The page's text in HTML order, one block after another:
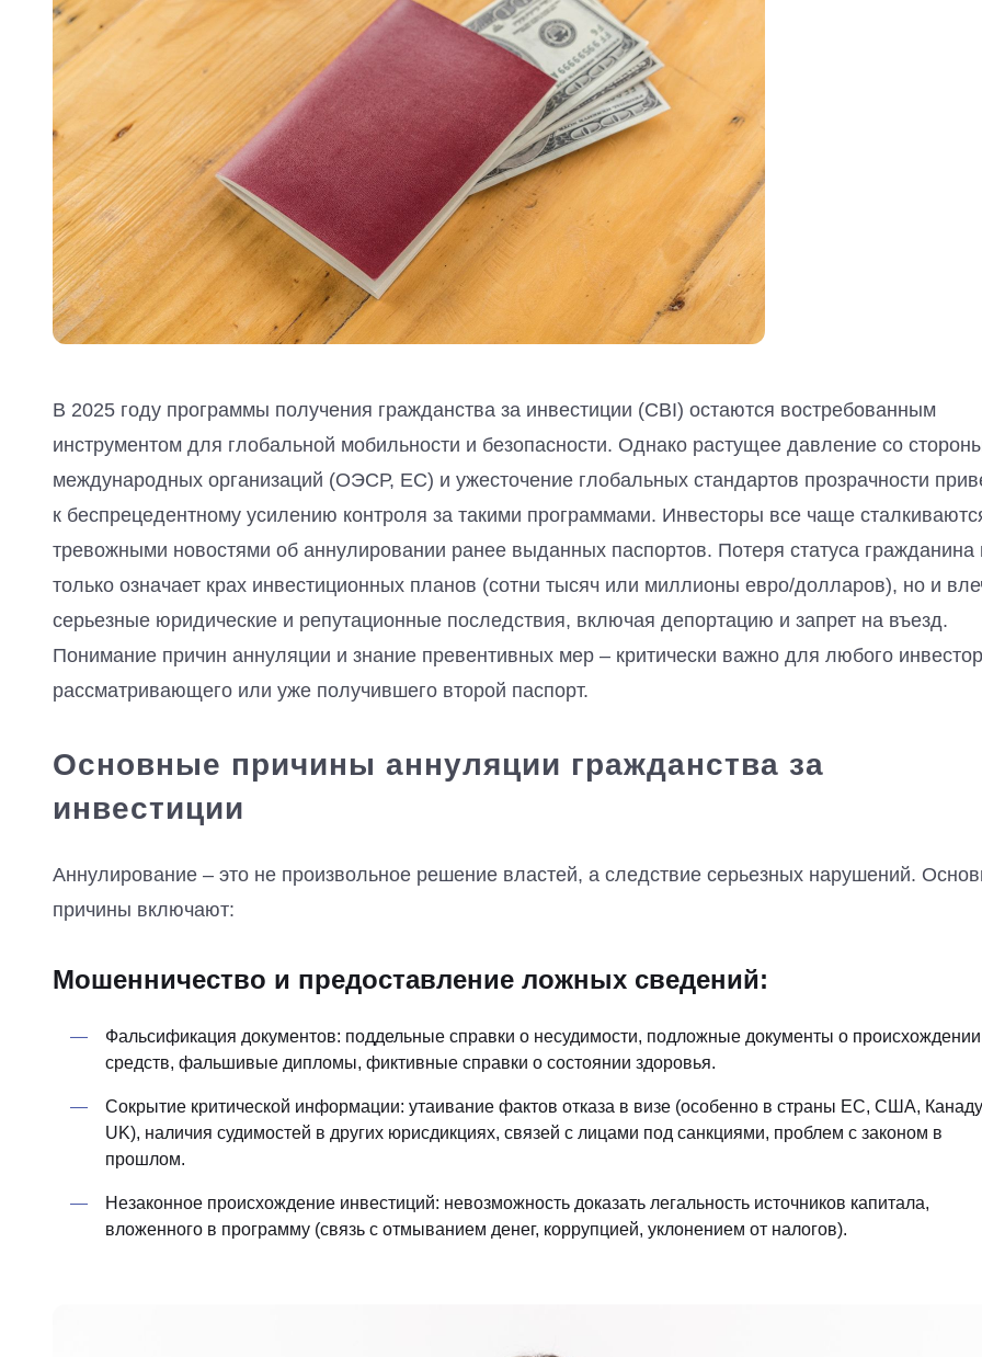
В 2025 году программы получения гражданства за инвестиции (CBI) остаются востребованным
инструментом для глобальной мобильности и безопасности. Однако растущее давление со
международных организаций (ОЭСР, ЕС) и ужесточение глобальных стандартов прозрачности
к беспрецедентному усилению контроля за такими программами. Инвесторы все чаще
тревожными новостями об аннулировании ранее выданных паспортов. Потеря статуса гражданина
только означает крах инвестиционных планов (сотни тысяч или миллионы евро/долларов), но и
серьезные юридические и репутационные последствия, включая депортацию и запрет на въезд.
Понимание причин аннуляции и знание превентивных мер – критически важно для любого
рассматривающего или уже получившего второй паспорт.
Основные причины аннуляции гражданства за
инвестиции
Аннулирование – это не произвольное решение властей, а следствие серьезных нарушений.
причины включают:
Мошенничество и предоставление ложных сведений:
Фальсификация документов: поддельные справки о несудимости, подложные документы о происхождении
средств, фальшивые дипломы, фиктивные справки о состоянии здоровья.
Сокрытие критической информации: утаивание фактов отказа в визе (особенно в страны ЕС, США,
UK), наличия судимостей в других юрисдикциях, связей с лицами под санкциями, проблем с законом в
прошлом.
Незаконное происхождение инвестиций: невозможность доказать легальность источников капитала,
вложенного в программу (связь с отмыванием денег, коррупцией, уклонением от налогов).